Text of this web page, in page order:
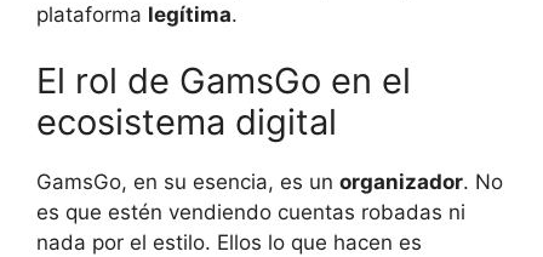
plataforma legítima.
El rol de GamsGo en el
ecosistema digital
GamsGo, en su esencia, es un organizador. No
es que estén vendiendo cuentas robadas ni
nada por el estilo. Ellos lo que hacen es